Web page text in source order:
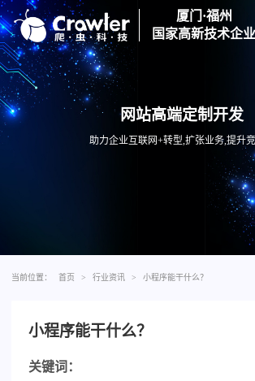
厦门·福州
国家高新技术企业
网站高端定制开发
助力企业互联网+转型,扩张业务,提升
当前位置： 首页 > 行业资讯 > 小程序能干什么？
小程序能干什么？
关键词：